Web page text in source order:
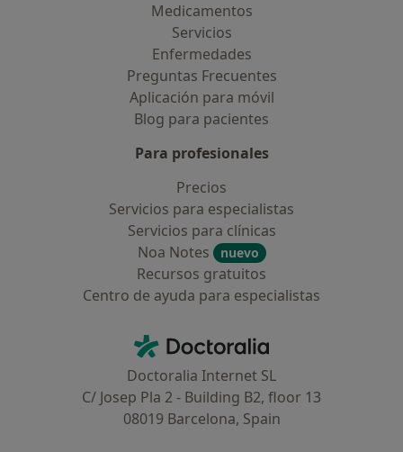
Medicamentos
Servicios
Enfermedades
Preguntas Frecuentes
Aplicación para móvil
Blog para pacientes
Para profesionales
Precios
Servicios para especialistas
Servicios para clínicas
Noa Notes
nuevo
Recursos gratuitos
Centro de ayuda para especialistas
Doctoralia - Página de inicio
Doctoralia Internet SL
C/ Josep Pla 2 - Building B2, floor 13
08019 Barcelona, Spain